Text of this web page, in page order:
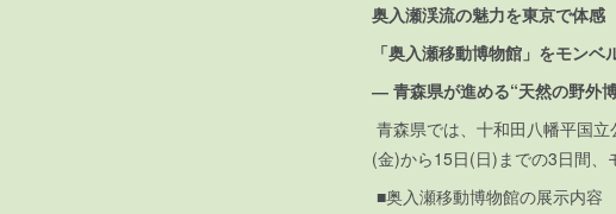
奥入瀬渓流の魅力を東京で体感
「奥入瀬移動博物館」をモンベ
― 青森県が進める“天然の野外
青森県では、十和田八幡平国
(金)から15日(日)までの3日間、
■奥入瀬移動博物館の展示内容